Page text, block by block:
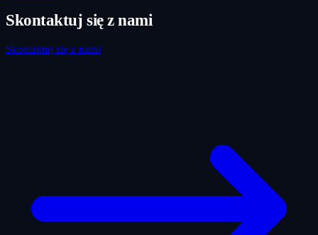
Skontaktuj się z nami
Skontaktuj się z nami